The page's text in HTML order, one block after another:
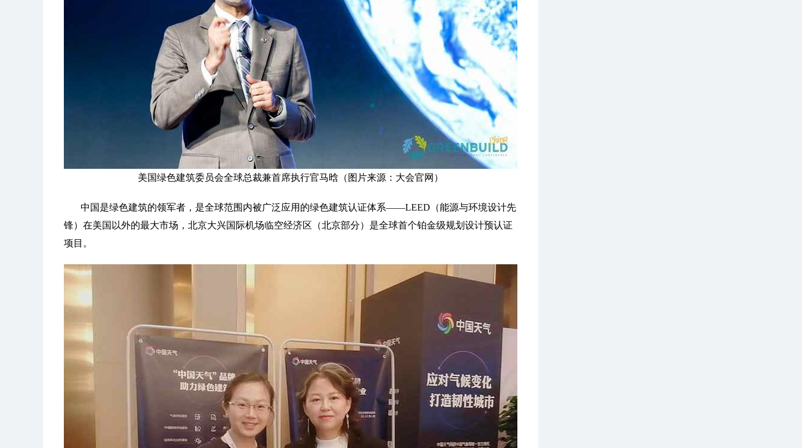
美国绿色建筑委员会全球总裁兼首席执行官马晗（图片来源：大会官网）
中国是绿色建筑的领军者，是全球范围内被广泛应用的绿色建筑认证体系——LEED（能源与环境设计先
锋）在美国以外的最大市场，北京大兴国际机场临空经济区（北京部分）是全球首个铂金级规划设计预认证
项目。